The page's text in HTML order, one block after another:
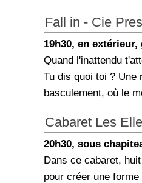
Fall in - Cie
19h30, en
Quand l'inattendu
Tu dis quoi toi ? Une
basculement, où le
Cabaret Les
20h30, sous
Dans ce cabaret,
pour créer une